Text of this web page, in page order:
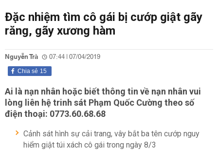
Đặc nhiệm tìm cô gái bị cướp giật gãy
răng, gãy xương hàm
Nguyễn Trà 07:44 | 07/04/2019
15
Chia sẻ
Ai là nạn nhân hoặc biết thông tin về nạn nhân vui
lòng liên hệ trinh sát Phạm Quốc Cường theo số
điện thoại: 0773.60.68.68
Cảnh sát hình sự cải trang, vây bắt ba tên cướp nguy
hiểm giật túi xách cô gái trong ngày 8/3